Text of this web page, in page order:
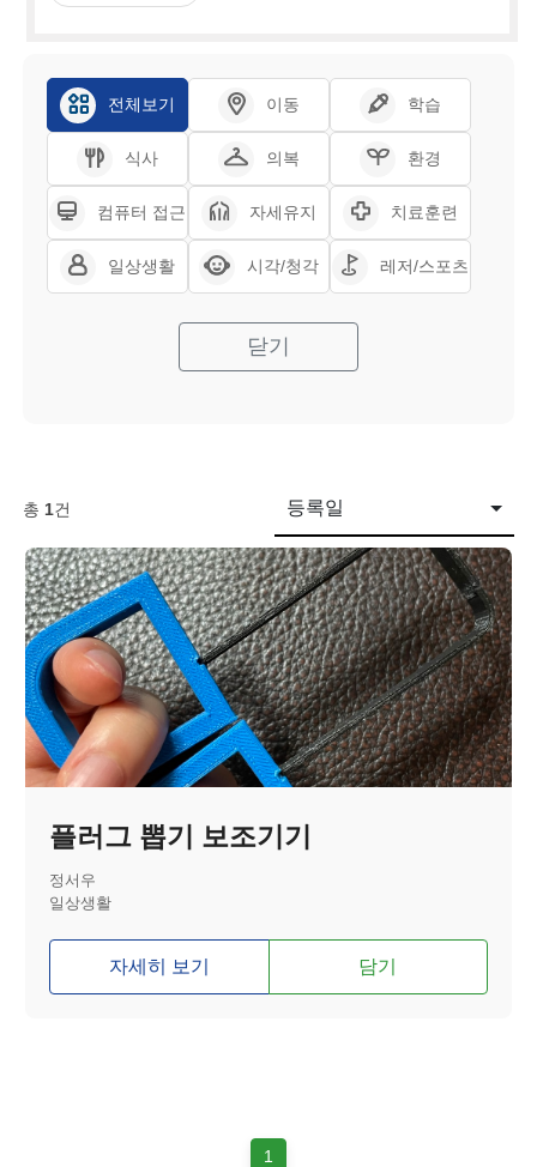
전체보기 이동 학습
식사 의복 환경
컴퓨터 접근 자세유지 치료훈련
일상생활 시각/청각 레저/스포츠
닫기
총 1건 등록일
플러그 뽑기 보조기기
정서우
일상생활
자세히 보기 담기
1